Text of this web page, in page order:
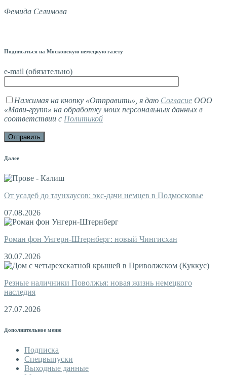
Фемида Селимова
Подписаться на Московскую немецкую газету
e-mail (обязательно)
Нажимая на кнопку «Отправить», я даю Согласие ООО
«Мави-групп» на обработку моих персональных данных в
соответствии с Политикой
Далее
От усадеб до таунхаусов: экс-дачи немцев в Подмосковье
07.08.2026
Роман фон Унгерн-Штернберг: новый Чингисхан
30.07.2026
Резные наличники Поволжья: новая жизнь немецкого
наследия
27.07.2026
Дополнительное меню
Подписка
Спецвыпуски
Выходные данные